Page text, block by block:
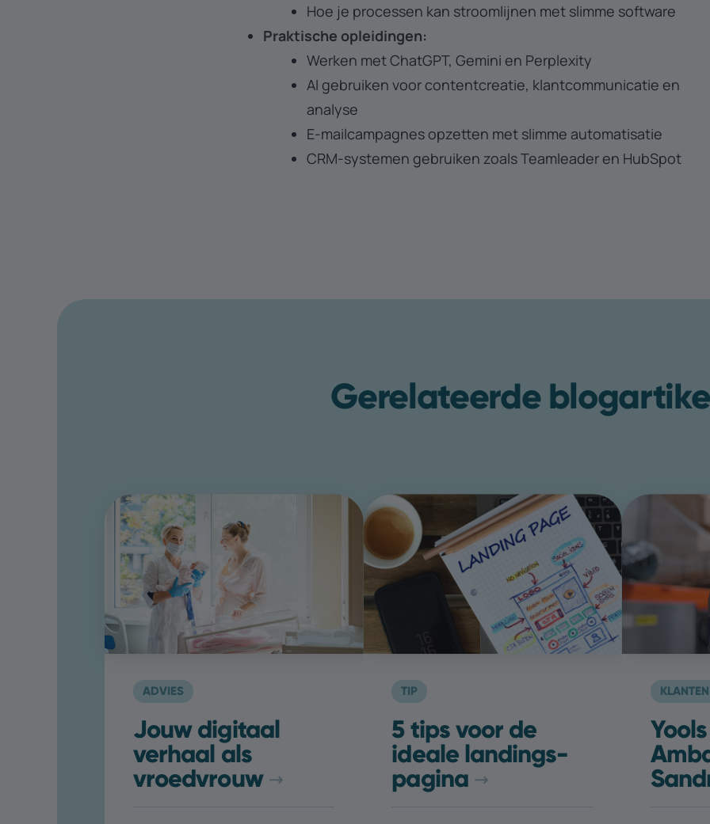
Hoe je processen kan stroomlijnen met slimme software
Praktische opleidingen:
Werken met ChatGPT, Gemini en Perplexity
AI gebruiken voor contentcreatie, klantcommunicatie en
analyse
E-mailcampagnes opzetten met slimme automatisatie
CRM-systemen gebruiken zoals Teamleader en HubSpot
Gerelateerde
ADVIES
Jouw digitaal
verhaal als
vroedvrouw
TIP
5 tips voor de
ideale landings­
pagina
KLANTEN
Yools